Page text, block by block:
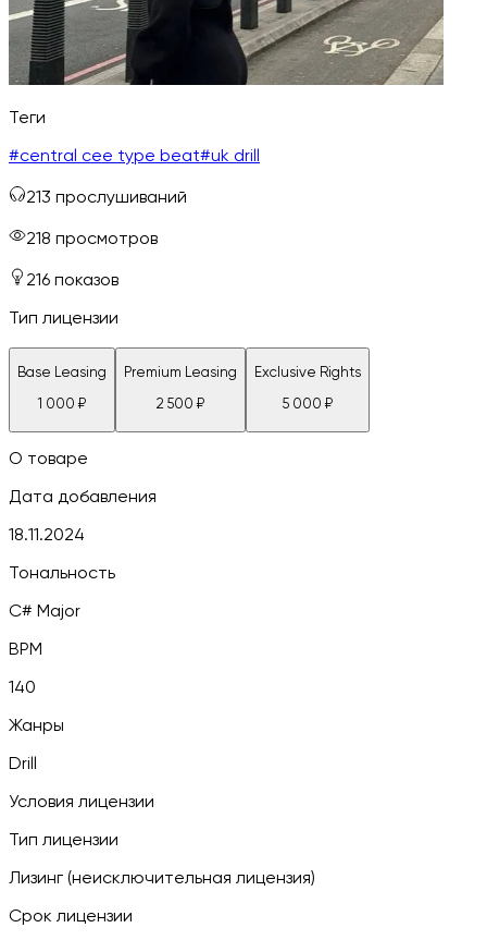
Теги
#central cee type beat#uk drill
213 прослушиваний
218 просмотров
216 показов
Тип лицензии
Base Leasing
1 000 ₽
Premium Leasing
2 500 ₽
Exclusive Rights
5 000 ₽
О товаре
Дата добавления
18.11.2024
Тональность
C# Major
BPM
140
Жанры
Drill
Условия лицензии
Тип лицензии
Лизинг (неисключительная лицензия)
Срок лицензии